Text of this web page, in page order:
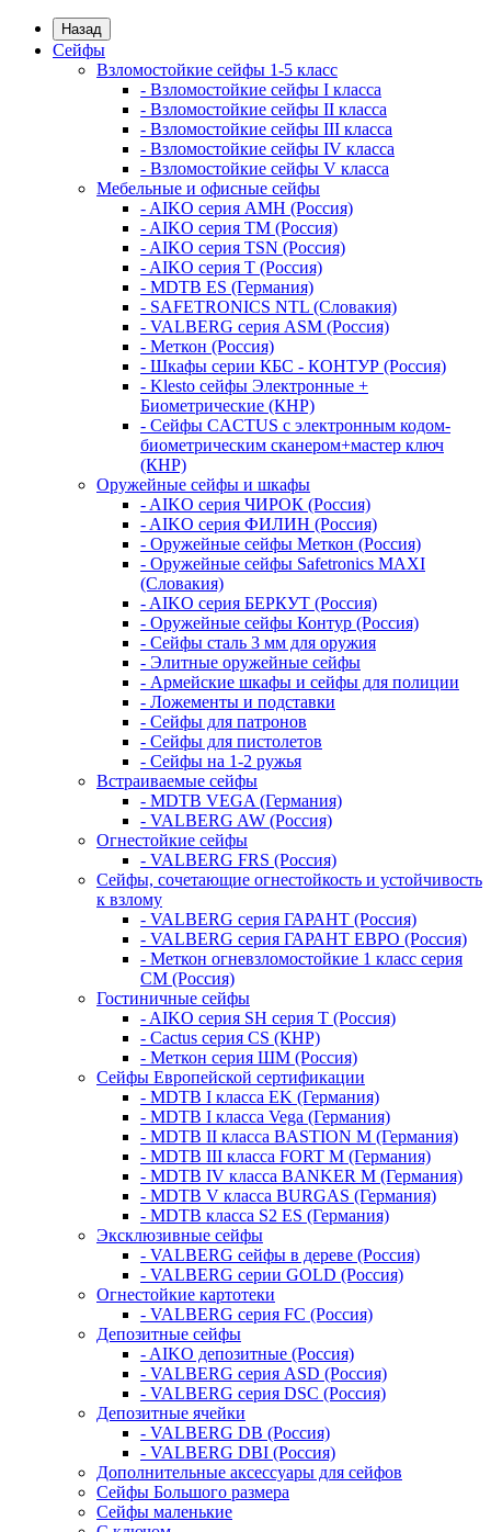
Назад
Сейфы
Взломостойкие сейфы 1-5 класс
- Взломостойкие сейфы I класса
- Взломостойкие сейфы II класса
- Взломостойкие сейфы III класса
- Взломостойкие сейфы IV класса
- Взломостойкие сейфы V класса
Мебельные и офисные сейфы
- AIKO серия AMH (Россия)
- AIKO серия TM (Россия)
- AIKO серия TSN (Россия)
- AIKO серия Т (Россия)
- MDTB ES (Германия)
- SAFETRONICS NTL (Словакия)
- VALBERG серия ASM (Россия)
- Меткон (Россия)
- Шкафы серии КБС - КОНТУР (Россия)
- Klesto сейфы Электронные +
Биометрические (КНР)
- Сейфы CACTUS с электронным кодом-
биометрическим сканером+мастер ключ
(КНР)
Оружейные сейфы и шкафы
- AIKO серия ЧИРОК (Россия)
- AIKO серия ФИЛИН (Россия)
- Оружейные сейфы Меткон (Россия)
- Оружейные сейфы Safetronics MAXI
(Словакия)
- AIKO серия БЕРКУТ (Россия)
- Оружейные сейфы Контур (Россия)
- Сейфы сталь 3 мм для оружия
- Элитные оружейные сейфы
- Армейские шкафы и сейфы для полиции
- Ложементы и подставки
- Сейфы для патронов
- Сейфы для пистолетов
- Сейфы на 1-2 ружья
Встраиваемые сейфы
- MDTB VEGA (Германия)
- VALBERG AW (Россия)
Огнестойкие сейфы
- VALBERG FRS (Россия)
Сейфы, сочетающие огнестойкость и устойчивость
к взлому
- VALBERG серия ГАРАНТ (Россия)
- VALBERG серия ГАРАНТ ЕВРО (Россия)
- Меткон огневзломостойкие 1 класс серия
СМ (Россия)
Гостиничные сейфы
- AIKO серия SH серия Т (Россия)
- Cactus серия CS (КНР)
- Меткон серия ШМ (Россия)
Сейфы Европейской сертификации
- MDTB I класса EK (Германия)
- MDTB I класса Vega (Германия)
- MDTB II класса BASTION M (Германия)
- MDTB III класса FORT M (Германия)
- MDTB IV класса BANKER M (Германия)
- MDTB V класса BURGAS (Германия)
- MDTB класса S2 ES (Германия)
Эксклюзивные сейфы
- VALBERG сейфы в дереве (Россия)
- VALBERG серии GOLD (Россия)
Огнестойкие картотеки
- VALBERG серия FC (Россия)
Депозитные сейфы
- AIKO депозитные (Россия)
- VALBERG серия ASD (Россия)
- VALBERG серия DSC (Россия)
Депозитные ячейки
- VALBERG DB (Россия)
- VALBERG DBI (Россия)
Дополнительные аксессуары для сейфов
Сейфы Большого размера
Сейфы маленькие